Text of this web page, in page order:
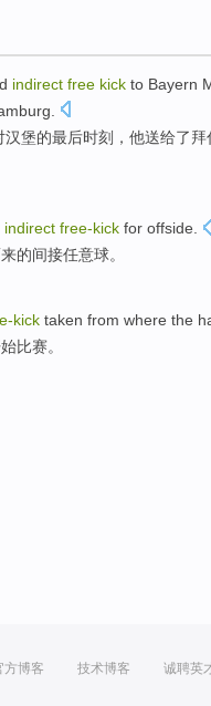
indirect free kick to Bayern
汉堡的最后时刻 ， 他送给了拜
indirect free-kick for offside.
的间接任意球。
kick taken from where the
比赛。
方博客 技术博客 诚聘英